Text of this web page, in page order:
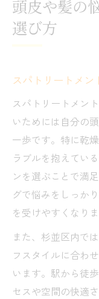
頭皮や髪の
選び方
スパトリートメン
スパトリートメン
いためには自分の
一歩です。特に乾
ラブルを抱えてい
ンを選ぶことで満
グで悩みをしっか
を受けやすくなりま
また、杉並区内で
フスタイルに合わ
います。駅から徒
セスや空間の快適